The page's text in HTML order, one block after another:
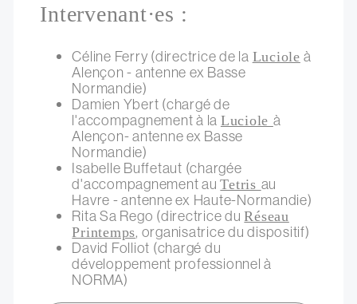
Intervenant·es :
Céline Ferry (directrice de la Luciole à
Alençon - antenne ex Basse
Normandie)
Damien Ybert (chargé de
l'accompagnement à la Luciole à
Alençon- antenne ex Basse
Normandie)
Isabelle Buffetaut (chargée
d'accompagnement auTetris au
Havre - antenne ex Haute-Normandie)
Rita Sa Rego (directrice duRéseau
Printemps, organisatrice du dispositif)
David Folliot (chargé du
développement professionnel à
NORMA)